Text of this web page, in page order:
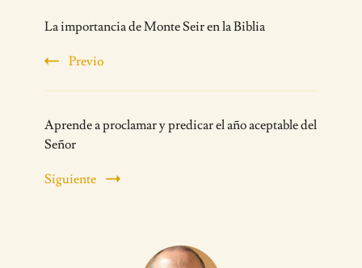
Navigation
La importancia de Monte Seir en la Biblia
Previo
Aprende a proclamar y predicar el año aceptable del
Señor
Siguiente